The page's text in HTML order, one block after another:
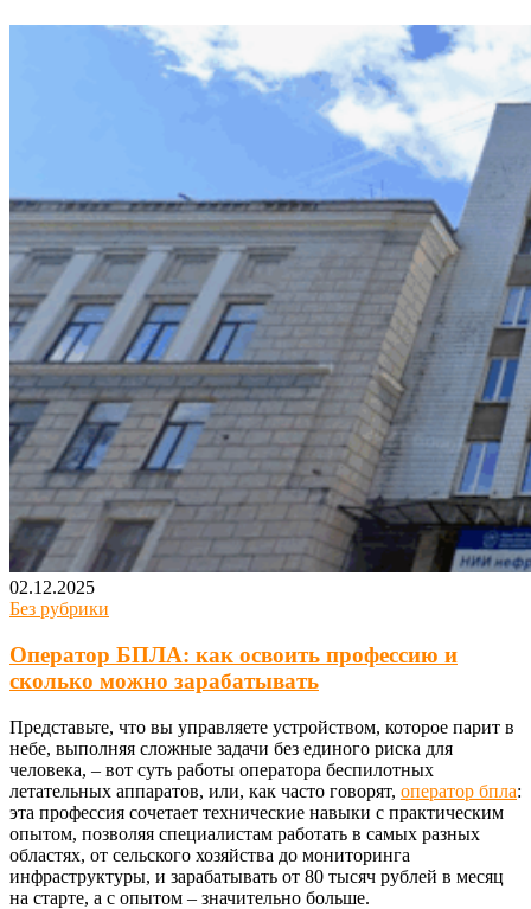
02.12.2025
Без рубрики
Оператор БПЛА: как освоить профессию и
сколько можно зарабатывать
Представьте, что вы управляете устройством, которое парит в
небе, выполняя сложные задачи без единого риска для
человека, – вот суть работы оператора беспилотных
летательных аппаратов, или, как часто говорят, оператор бпла:
эта профессия сочетает технические навыки с практическим
опытом, позволяя специалистам работать в самых разных
областях, от сельского хозяйства до мониторинга
инфраструктуры, и зарабатывать от 80 тысяч рублей в месяц
на старте, а с опытом – значительно больше.